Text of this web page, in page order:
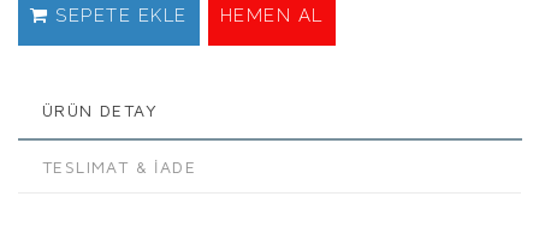
SEPETE EKLE HEMEN AL
ÜRÜN DETAY
TESLIMAT & İADE